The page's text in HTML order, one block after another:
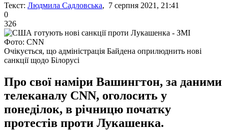
Текст: Людмила Садловська, 7 серпня 2021, 21:41
0
326
Фото: CNN
Очікується, що адміністрація Байдена оприлюднить нові
санкції щодо Білорусі
Про свої наміри Вашингтон, за даними
телеканалу CNN, оголосить у
понеділок, в річницю початку
протестів проти Лукашенка.